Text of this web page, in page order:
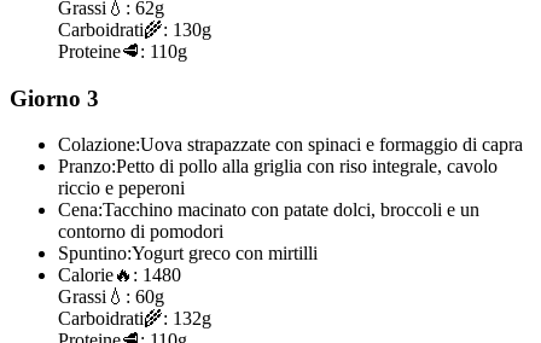
Grassi 💧: 62g
Carboidrati🌾: 130g
Proteine🥩: 110g
Giorno 3
Colazione:Uova strapazzate con spinaci e formaggio di capra
Pranzo:Petto di pollo alla griglia con riso integrale, cavolo
riccio e peperoni
Cena:Tacchino macinato con patate dolci, broccoli e un
contorno di pomodori
Spuntino:Yogurt greco con mirtilli
Calorie🔥: 1480
Grassi 💧: 60g
Carboidrati🌾: 132g